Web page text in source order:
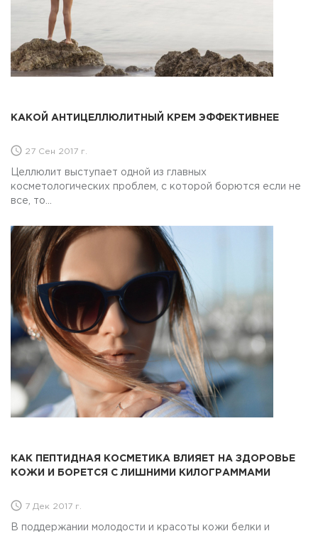
КАКОЙ АНТИЦЕЛЛЮЛИТНЫЙ КРЕМ ЭФФЕКТИВНЕЕ
27 Сен 2017 г.
Целлюлит выступает одной из главных
косметологических проблем, с которой борются если не
все, то...
КАК ПЕПТИДНАЯ КОСМЕТИКА ВЛИЯЕТ НА ЗДОРОВЬЕ
КОЖИ И БОРЕТСЯ С ЛИШНИМИ КИЛОГРАММАМИ
7 Дек 2017 г.
В поддержании молодости и красоты кожи белки и